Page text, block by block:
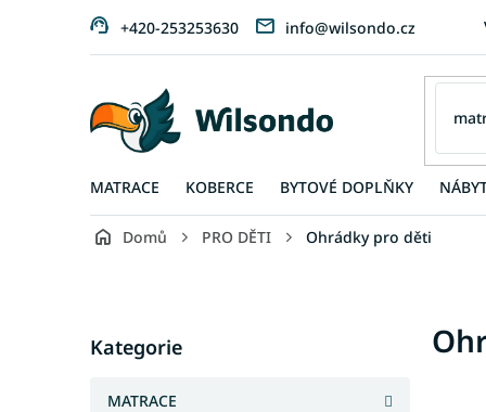
+420-253253630 info@wilsondo.cz
MATRACE KOBERCE BYTOVÉ DOPLŇKY
Domů PRO DĚTI Ohrádky pro děti
t
r
kategorie
Kategorie
MATRACE